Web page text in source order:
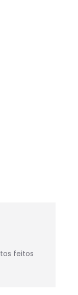
feitos